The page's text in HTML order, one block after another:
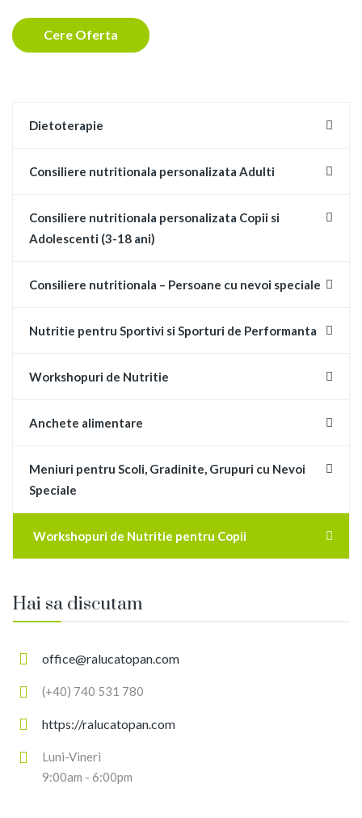
Cere Oferta
Dietoterapie
Consiliere nutritionala personalizata Adulti
Consiliere nutritionala personalizata Copii si
Adolescenti (3-18 ani)
Consiliere nutritionala – Persoane cu nevoi speciale
Nutritie pentru Sportivi si Sporturi de Performanta
Workshopuri de Nutritie
Anchete alimentare
Meniuri pentru Scoli, Gradinite, Grupuri cu Nevoi
Speciale
Workshopuri de Nutritie pentru Copii
Hai sa discutam
office@ralucatopan.com
(+40) 740 531 780
https://ralucatopan.com
Luni-Vineri
9:00am - 6:00pm